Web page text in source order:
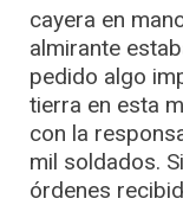
cayera en
almirante
pedido algo
tierra en esta
con la
mil soldados.
órdenes